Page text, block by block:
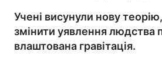
Учені висунули нову
змінити уявлення людства
влаштована гравітація.